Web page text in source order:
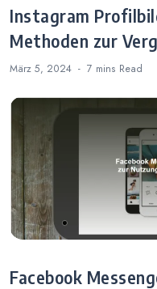
Instagram
Methoden zur
März 5, 2024 7 mins Read
Facebook